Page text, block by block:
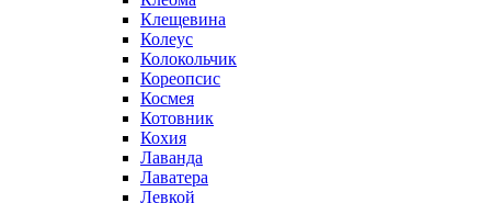
Клещевина
Колеус
Колокольчик
Кореопсис
Космея
Котовник
Кохия
Лаванда
Лаватера
Левкой